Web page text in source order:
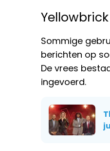
Yellowbrick
Sommige
berichten op
De vrees
ingevoerd.